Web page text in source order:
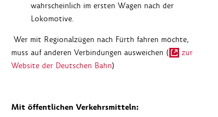
wahrscheinlich im ersten Wagen nach der
Lokomotive.
Wer mit Regionalzügen nach Fürth fahren möchte,
muss auf anderen Verbindungen ausweichen (
zur
Website der Deutschen Bahn)
Mit öffentlichen Verkehrsmitteln: